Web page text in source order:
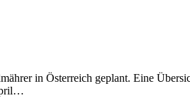
in Österreich geplant. Eine